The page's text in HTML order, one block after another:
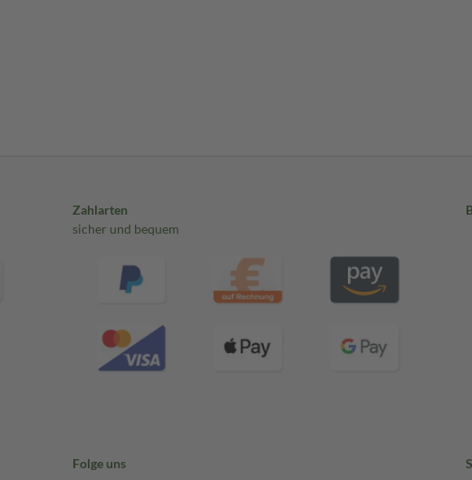
Zahlarten
sicher und bequem
Folge uns